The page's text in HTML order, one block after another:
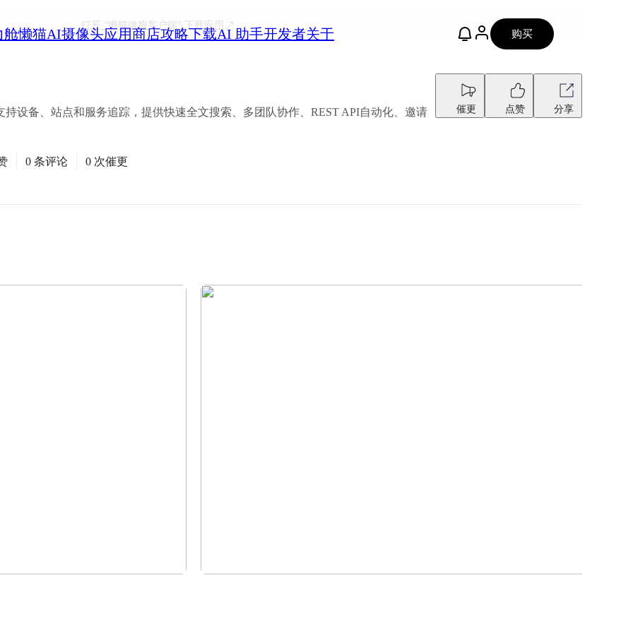
舱懒猫AI摄像头应用商店攻略下载AI 助手开发者关于 购买
打开 “懒猫微服客户端”下载应用
设备、站点和服务追踪，提供快速全文搜索、多团队协作、REST API自动化、邀请 催更 点赞 分享
0 条评论 0 次催更